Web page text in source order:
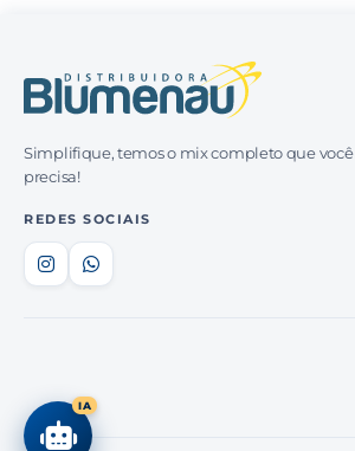
Simplifique, temos o mix completo que você
precisa!
REDES SOCIAIS
IA